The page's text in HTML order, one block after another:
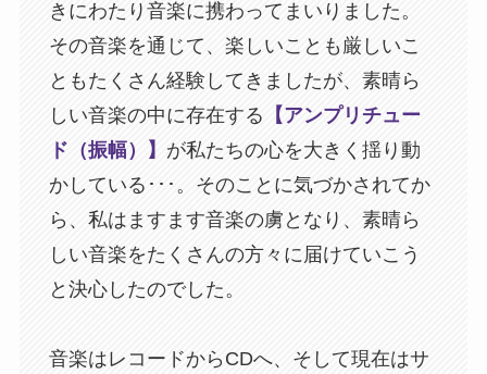
きにわたり音楽に携わってまいりました。
その音楽を通じて、楽しいことも厳しいこ
ともたくさん経験してきましたが、素晴ら
しい音楽の中に存在する 【アンプリチュー
ド（振幅）】 が私たちの心を大きく揺り動
かしている･･･。そのことに気づかされてか
ら、私はますます音楽の虜となり、素晴ら
しい音楽をたくさんの方々に届けていこう
と決心したのでした。
音楽はレコードからCDへ、そして現在はサ